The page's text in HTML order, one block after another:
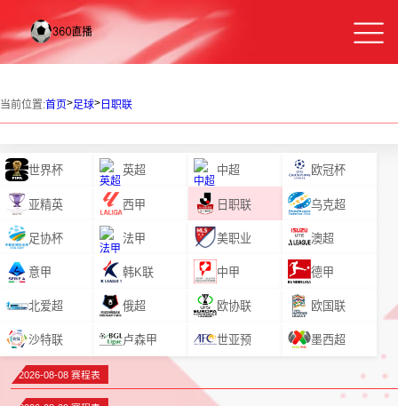
当前位置:首页>足球> 日职联
世界杯 英超 中超 欧冠杯
亚精英 西甲 日职联 乌克超
足协杯 法甲 美职业 澳超
意甲 韩K联 中甲 德甲
北爱超 俄超 欧协联 欧国联
沙特联 卢森甲 世亚预 墨西超
2026-08-08 赛程表